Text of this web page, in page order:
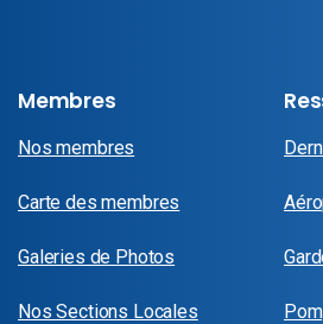
Membres
Nos membres
Carte des membres
Galeries de Photos
Nos Sections Locales